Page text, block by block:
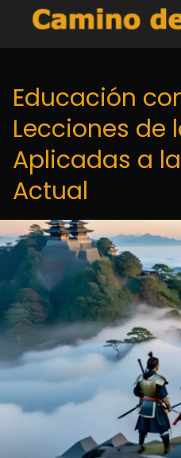
Educación
Lecciones de
Aplicadas a
Actual